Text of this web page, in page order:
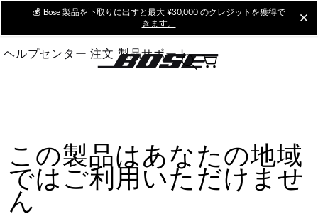
Main
💰 Bose 製品を下取りに出すと最大 ¥30,000 のクレジットを獲得で
きます。
ヘルプセンター 注文 製品サポート
この製品はあなたの地域
ではご利用いただけませ
ん